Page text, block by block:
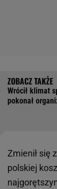
Wrócił klimat
pokonał
Zmienił się
polskiej